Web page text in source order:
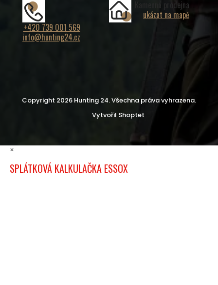
+420 739 001 569
info@hunting24.cz
Kamenná prodejna
ukázat na mapě
Vytvořil Shoptet
Copyright 2026 Hunting 24. Všechna práva vyhrazena.
×
SPLÁTKOVÁ KALKULAČKA ESSOX